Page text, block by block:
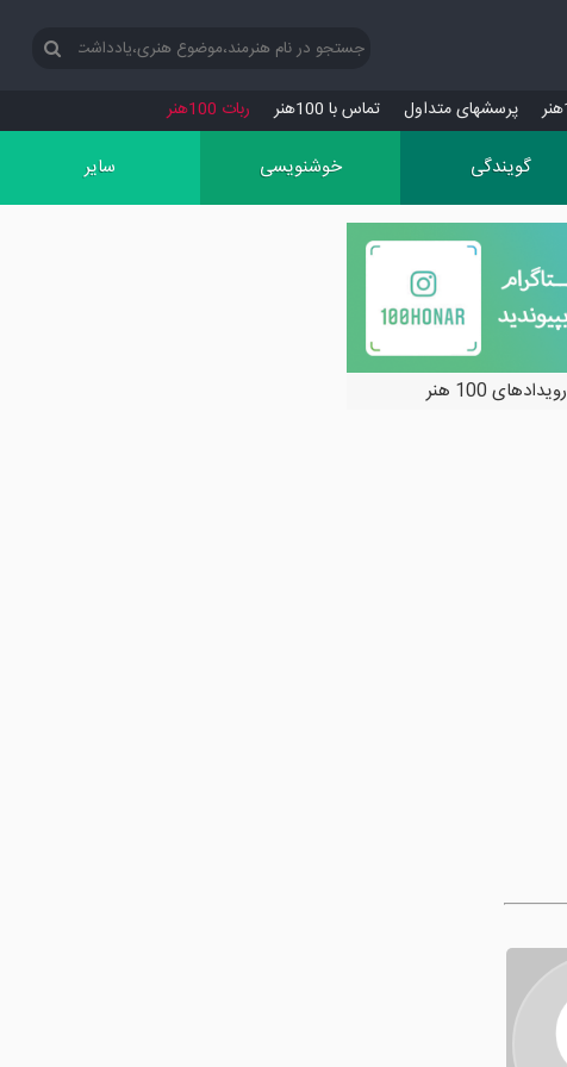
پرسش‏های متداول تماس با 100هنر ربات 100هنر
گویندگی خوشنویسی سایر
رویدادهای 100 هنر